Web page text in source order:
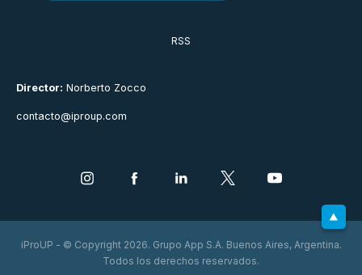
Director: Norberto Zocco
contacto@iproup.com
RSS
iProUP - © Copyright 2026. Grupo App S.A. Buenos Aires, Argentina.
Todos los derechos reservados.